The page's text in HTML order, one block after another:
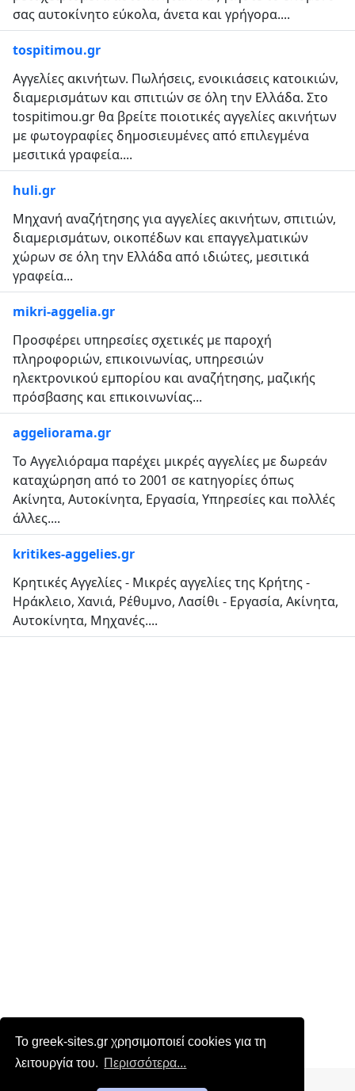
Το greek-sites.gr χρησιμοποιεί cookies για τη
λειτουργία του. Περισσότερα...
σας αυτοκίνητο εύκολα, άνετα και γρήγορα....
tospitimou.gr
Αγγελίες ακινήτων. Πωλήσεις, ενοικιάσεις κατοικιών,
διαμερισμάτων και σπιτιών σε όλη την Ελλάδα. Στο
tospitimou.gr θα βρείτε ποιοτικές αγγελίες ακινήτων
με φωτογραφίες δημοσιευμένες από επιλεγμένα
μεσιτικά γραφεία....
huli.gr
Μηχανή αναζήτησης για αγγελίες ακινήτων, σπιτιών,
διαμερισμάτων, οικοπέδων και επαγγελματικών
χώρων σε όλη την Ελλάδα από ιδιώτες, μεσιτικά
γραφεία...
mikri-aggelia.gr
Προσφέρει υπηρεσίες σχετικές με παροχή
πληροφοριών, επικοινωνίας, υπηρεσιών
ηλεκτρονικού εμπορίου και αναζήτησης, μαζικής
πρόσβασης και επικοινωνίας...
aggeliorama.gr
Το Αγγελιόραμα παρέχει μικρές αγγελίες με δωρεάν
καταχώρηση από το 2001 σε κατηγορίες όπως
Ακίνητα, Αυτοκίνητα, Εργασία, Υπηρεσίες και πολλές
άλλες....
kritikes-aggelies.gr
Κρητικές Αγγελίες - Μικρές αγγελίες της Κρήτης -
Ηράκλειο, Χανιά, Ρέθυμνο, Λασίθι - Εργασία, Ακίνητα,
Αυτοκίνητα, Μηχανές....
Επικοινωνία|Όροι χρήσης